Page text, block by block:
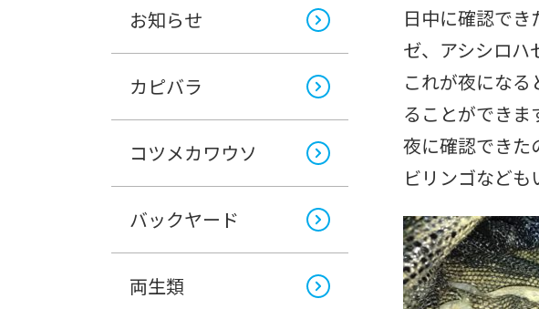
お知らせ
カピバラ
コツメカワウソ
バックヤード
両生類
日中に確認で
ゼ、アシシロハ
これが夜にな
ることができま
夜に確認できた
ビリンゴなども